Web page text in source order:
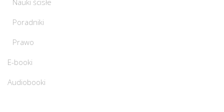
Nauki ścisłe
Poradniki
Prawo
E-booki
Audiobooki